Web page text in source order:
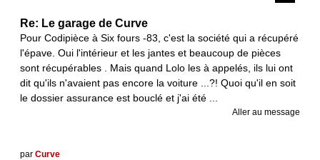
Re: Le garage de Curve
Pour Codipièce à Six fours -83, c'est la société qui a récupéré
l'épave. Oui l'intérieur et les jantes et beaucoup de pièces
sont récupérables . Mais quand Lolo les à appelés, ils lui ont
dit qu'ils n'avaient pas encore la voiture ...?! Quoi qu'il en soit
le dossier assurance est bouclé et j'ai été ...
Aller au message
par Curve